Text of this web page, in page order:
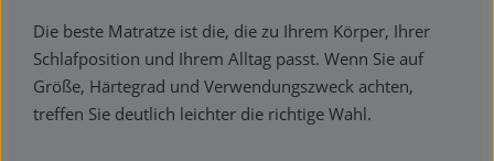
Die beste Matratze ist die, die zu Ihrem Körper, Ihrer
Schlafposition und Ihrem Alltag passt. Wenn Sie auf
Größe, Härtegrad und Verwendungszweck achten,
treffen Sie deutlich leichter die richtige Wahl.